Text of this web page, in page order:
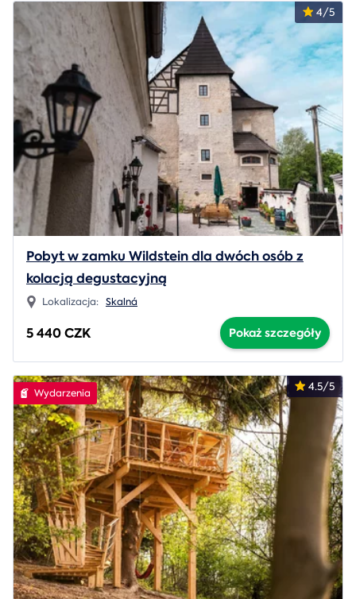
4/5
Pobyt w zamku Wildstein dla dwóch osób z
kolacją degustacyjną
Lokalizacja: Skalná
5 440 CZK Pokaż szczegóły
4.5/5
Wydarzenia